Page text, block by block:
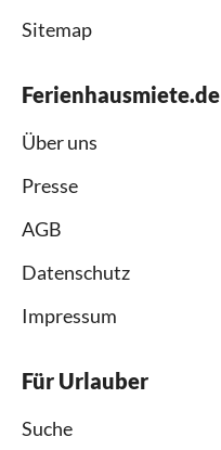
Sitemap
Ferienhausmiete.de
Über uns
Presse
AGB
Datenschutz
Impressum
Für Urlauber
Suche